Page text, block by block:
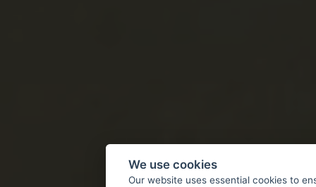
We use cookies
Our website uses essential cookies to